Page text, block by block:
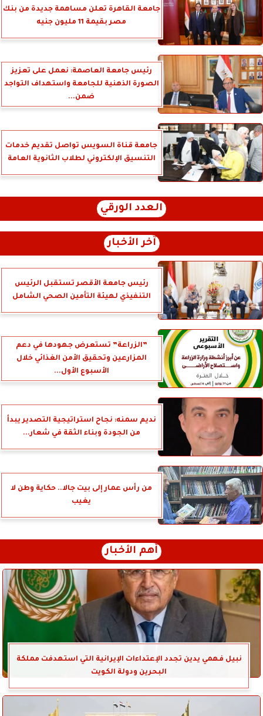
جامعة القاهرة تعلن مساهمة جديدة من بنك
مصر بقيمة 11 مليون جنيه
رئيس جامعة العاصمة: نعمل على تعزيز
الصورة الذهنية للجامعة واستهداف التواجد
ضمن...
جامعة قناة السويس تواصل تقديم خدمات
التنسيق الإلكتروني لطلاب الثانوية العامة
العدد الورقي
آخر الأخبار
رئيس جامعة الأقصر تستقبل الرئيس
التنفيذي لهيئة التأمين الصحي الشامل
”الزراعة” تستعرض جهودها في دعم
المزارعين وتحقيق الأمن الغذائي خلال
الأسبوع الأول...
نديم سمنه: نجاح استراتيجية التصدير يبدأ
من الجودة وبناء الثقة في شعار...
من رأس عمار إلى بيت جالا.. حكاية وطن لا
يغيب
أهم الأخبار
نبيل فهمي يدين تجدد الإعتداءات الإيرانية التي استهدفت مملكة
البحرين ودولة الكويت